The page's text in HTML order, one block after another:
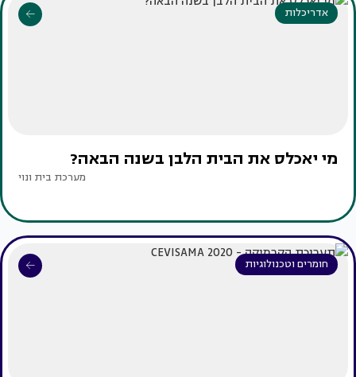
אדריכלות
מי יאכלס את הבית הלבן בשנה הבאה?
מערכת בית ונוי
חומרים וטכנולוגיות